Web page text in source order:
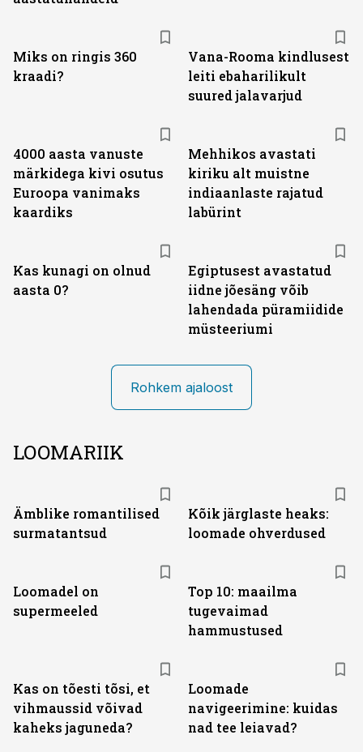
Miks on ringis 360
kraadi?
Vana-Rooma kindlusest
leiti ebaharilikult
suured jalavarjud
4000 aasta vanuste
märkidega kivi osutus
Euroopa vanimaks
kaardiks
Mehhikos avastati
kiriku alt muistne
indiaanlaste rajatud
labürint
Kas kunagi on olnud
aasta 0?
Egiptusest avastatud
iidne jõesäng võib
lahendada püramiidide
müsteeriumi
Rohkem ajaloost
LOOMARIIK
Ämblike romantilised
surmatantsud
Kõik järglaste heaks:
loomade ohverdused
Loomadel on
supermeeled
Top 10: maailma
tugevaimad
hammustused
Kas on tõesti tõsi, et
vihmaussid võivad
kaheks jaguneda?
Loomade
navigeerimine: kuidas
nad tee leiavad?